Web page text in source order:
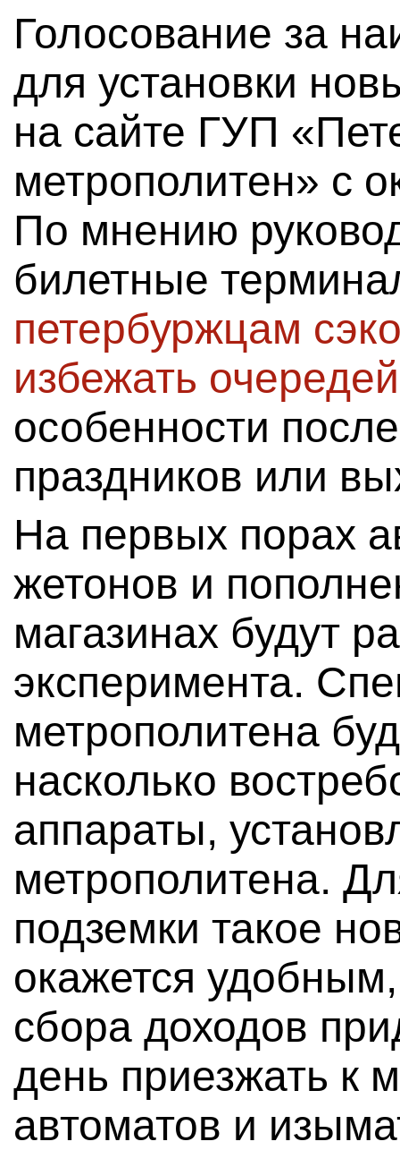
Голосование за
для установки
на сайте ГУП
метрополитен» с
По мнению
билетные
петербуржцам
избежать очередей
особенности
праздников или
На первых порах
жетонов и
магазинах будут
эксперимента.
метрополитена
насколько
аппараты,
метрополитена.
подземки такое
окажется
сбора доходов
день приезжать к
автоматов и